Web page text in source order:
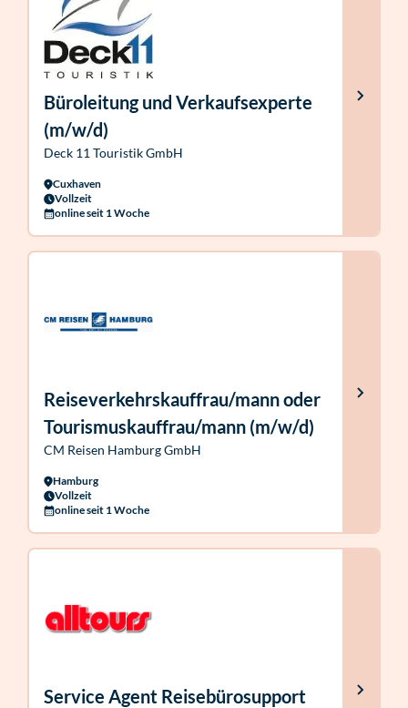
Büroleitung und Verkaufsexperte
(m/w/d)
Deck 11 Touristik GmbH
Cuxhaven
Vollzeit
online seit 1 Woche
Reiseverkehrskauffrau/mann oder
Tourismuskauffrau/mann (m/w/d)
CM Reisen Hamburg GmbH
Hamburg
Vollzeit
online seit 1 Woche
Service Agent Reisebürosupport